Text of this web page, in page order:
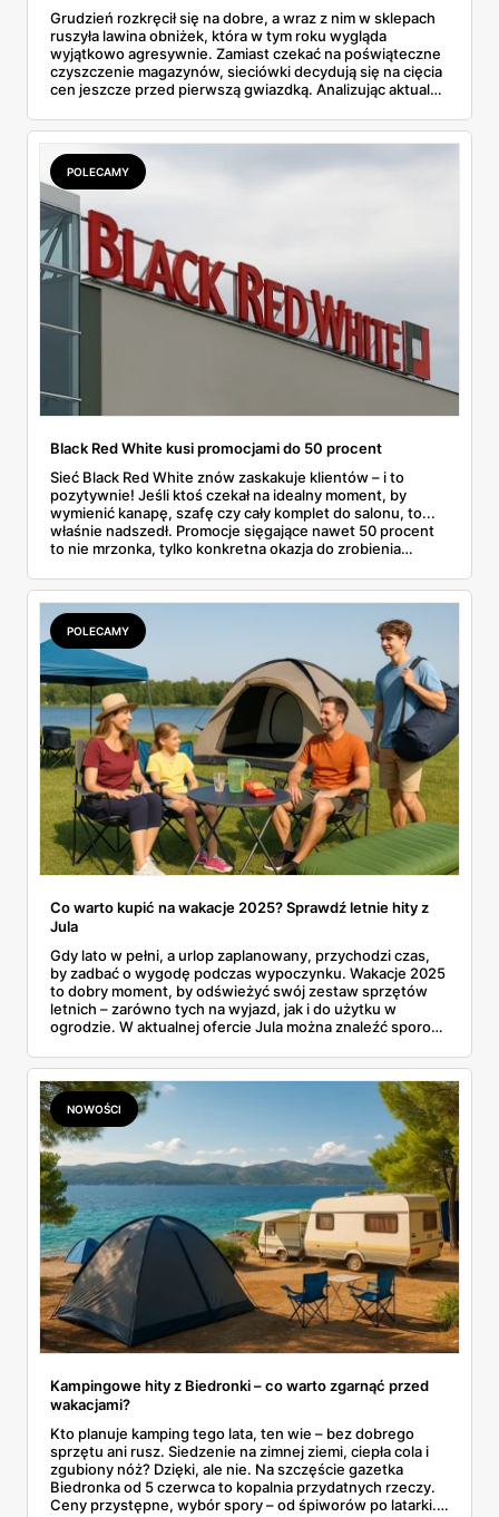
Grudzień rozkręcił się na dobre, a wraz z nim w sklepach
ruszyła lawina obniżek, która w tym roku wygląda
wyjątkowo agresywnie. Zamiast czekać na poświąteczne
czyszczenie magazynów, sieciówki decydują się na cięcia
cen jeszcze przed pierwszą gwiazdką. Analizując aktualne
oferując produkty z rabatami sięgającymi głębokich
kilkudziesięciu procent. To doskonały moment, by
uzupełnić braki w dekoracjach lub wymienić wysłużony
materac, nie rujnując przy tym domowego budżetu tuż
przed wizytą gości.
POLECAMY
Black Red White kusi promocjami do 50 procent
Sieć Black Red White znów zaskakuje klientów – i to
pozytywnie! Jeśli ktoś czekał na idealny moment, by
wymienić kanapę, szafę czy cały komplet do salonu, to...
właśnie nadszedł. Promocje sięgające nawet 50 procent
to nie mrzonka, tylko konkretna okazja do zrobienia
ważne – przecenione są nie tylko końcówki kolekcji, ale
też wiele bestsellerów. To trochę jak świąteczna
wyprzedaż, tylko że w środku lata. A jak wiadomo – dobre
meble nie muszą kosztować fortuny, zwłaszcza jeśli
trafimy na taką ofertę. Czas więc rozejrzeć się i
sprawdzić, co można złowić na tej promocji.
POLECAMY
Co warto kupić na wakacje 2025? Sprawdź letnie hity z
Jula
Gdy lato w pełni, a urlop zaplanowany, przychodzi czas,
by zadbać o wygodę podczas wypoczynku. Wakacje 2025
to dobry moment, by odświeżyć swój zestaw sprzętów
letnich – zarówno tych na wyjazd, jak i do użytku w
ogrodzie. W aktualnej ofercie Jula można znaleźć sporo
nich są m.in. namioty, lodówki turystyczne, leżaki czy
deski SUP. Proste rozwiązania, które poprawiają komfort i
pozwalają lepiej wykorzystać każdą wolną chwilę. A co
ważne – większość z nich nie wymaga dużych wydatków.
NOWOŚCI
Kampingowe hity z Biedronki – co warto zgarnąć przed
wakacjami?
Kto planuje kamping tego lata, ten wie – bez dobrego
sprzętu ani rusz. Siedzenie na zimnej ziemi, ciepła cola i
zgubiony nóż? Dzięki, ale nie. Na szczęście gazetka
Biedronka od 5 czerwca to kopalnia przydatnych rzeczy.
Ceny przystępne, wybór spory – od śpiworów po latarki.